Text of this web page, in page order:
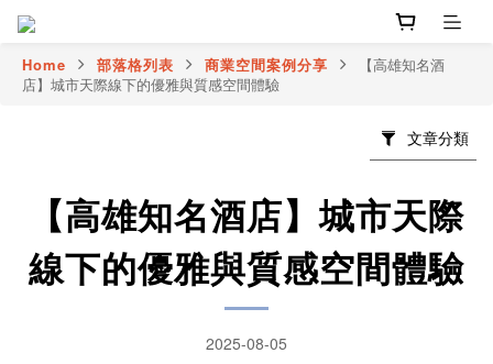
Home 部落格列表 商業空間案例分享
【高雄知名酒
店】城市天際線下的優雅與質感空間體驗
文章分類
【高雄知名酒店】城市天際
線下的優雅與質感空間體驗
2025-08-05